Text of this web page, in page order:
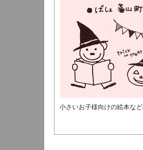
小さいお子様向けの絵本な